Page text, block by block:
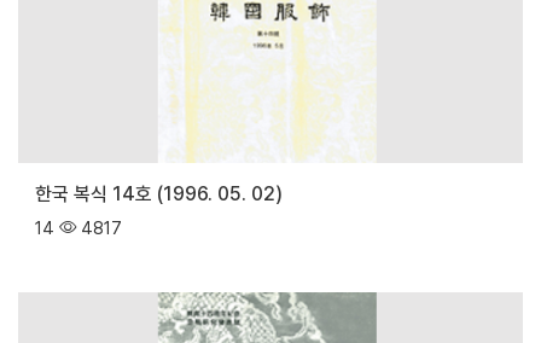
한국 복식 14호 (1996. 05. 02)
14 4817